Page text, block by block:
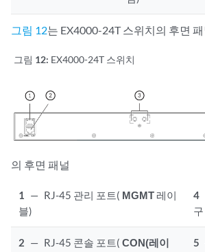
그림 12는 EX4000-24T 스위치의 후면
그림 12: EX4000-24T 스위치
의 후면 패널
1 — RJ-45 관리 포트( MGMT레이
블)
4
구
2 — RJ-45 콘솔 포트(CON(레이 5